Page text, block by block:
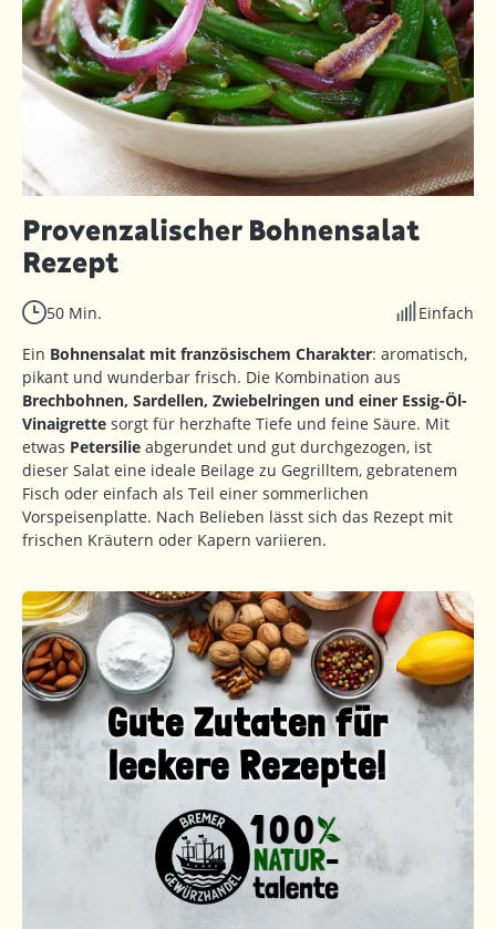
Provenzalischer Bohnensalat
Rezept
50 Min.
Einfach
Ein Bohnensalat mit französischem Charakter: aromatisch,
pikant und wunderbar frisch. Die Kombination aus
Brechbohnen, Sardellen, Zwiebelringen und einer Essig-Öl-
Vinaigrette sorgt für herzhafte Tiefe und feine Säure. Mit
etwas Petersilie abgerundet und gut durchgezogen, ist
dieser Salat eine ideale Beilage zu Gegrilltem, gebratenem
Fisch oder einfach als Teil einer sommerlichen
Vorspeisenplatte. Nach Belieben lässt sich das Rezept mit
frischen Kräutern oder Kapern variieren.
Gute Zutaten für
leckere Rezepte!